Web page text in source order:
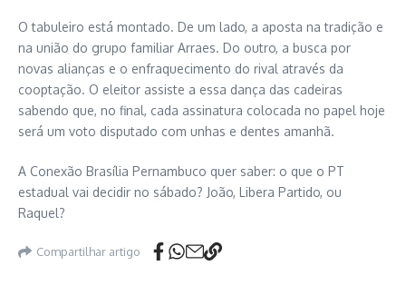
O tabuleiro está montado. De um lado, a aposta na tradição e
na união do grupo familiar Arraes. Do outro, a busca por
novas alianças e o enfraquecimento do rival através da
cooptação. O eleitor assiste a essa dança das cadeiras
sabendo que, no final, cada assinatura colocada no papel hoje
será um voto disputado com unhas e dentes amanhã.
A Conexão Brasília Pernambuco quer saber: o que o PT
estadual vai decidir no sábado? João, Libera Partido, ou
Raquel?
Compartilhar artigo